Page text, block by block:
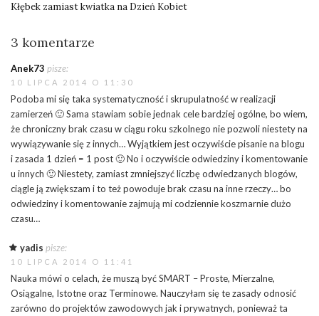
Kłębek zamiast kwiatka na Dzień Kobiet
3 komentarze
Anek73 pisze:
10 LIPCA 2014 O 11:30
Podoba mi się taka systematyczność i skrupulatność w realizacji
zamierzeń 🙂 Sama stawiam sobie jednak cele bardziej ogólne, bo wiem,
że chroniczny brak czasu w ciągu roku szkolnego nie pozwoli niestety na
wywiązywanie się z innych… Wyjątkiem jest oczywiście pisanie na blogu
i zasada 1 dzień = 1 post 🙂 No i oczywiście odwiedziny i komentowanie
u innych 🙂 Niestety, zamiast zmniejszyć liczbę odwiedzanych blogów,
ciągle ją zwiększam i to też powoduje brak czasu na inne rzeczy… bo
odwiedziny i komentowanie zajmują mi codziennie koszmarnie dużo
czasu…
yadis pisze:
10 LIPCA 2014 O 11:41
Nauka mówi o celach, że muszą być SMART – Proste, Mierzalne,
Osiągalne, Istotne oraz Terminowe. Nauczyłam się te zasady odnosić
zarówno do projektów zawodowych jak i prywatnych, ponieważ ta